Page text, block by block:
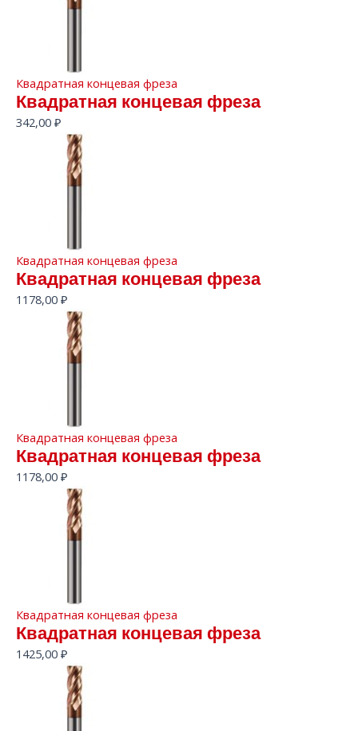
Квадратная концевая фреза
Квадратная концевая фреза
342,00 ₽
Квадратная концевая фреза
Квадратная концевая фреза
1178,00 ₽
Квадратная концевая фреза
Квадратная концевая фреза
1178,00 ₽
Квадратная концевая фреза
Квадратная концевая фреза
1425,00 ₽